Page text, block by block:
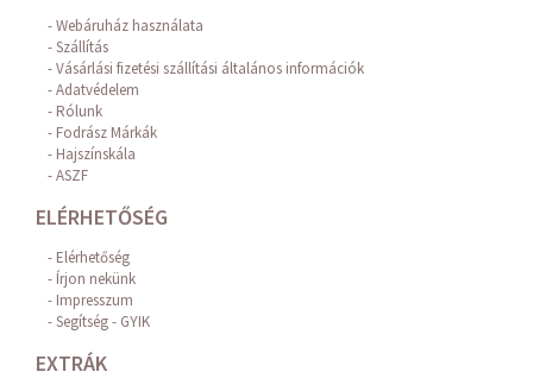
Webáruház használata
Szállítás
Vásárlási fizetési szállítási általános információk
Adatvédelem
Rólunk
Fodrász Márkák
Hajszínskála
ASZF
ELÉRHETŐSÉG
Elérhetőség
Írjon nekünk
Impresszum
Segítség - GYIK
EXTRÁK